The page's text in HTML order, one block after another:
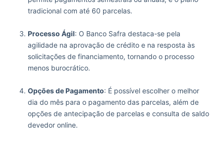
tradicional com até 60 parcelas.
Processo Ágil: O Banco Safra destaca-se pela
agilidade na aprovação de crédito e na resposta às
solicitações de financiamento, tornando o processo
menos burocrático.
Opções de Pagamento: É possível escolher o melhor
dia do mês para o pagamento das parcelas, além de
opções de antecipação de parcelas e consulta de saldo
devedor online.